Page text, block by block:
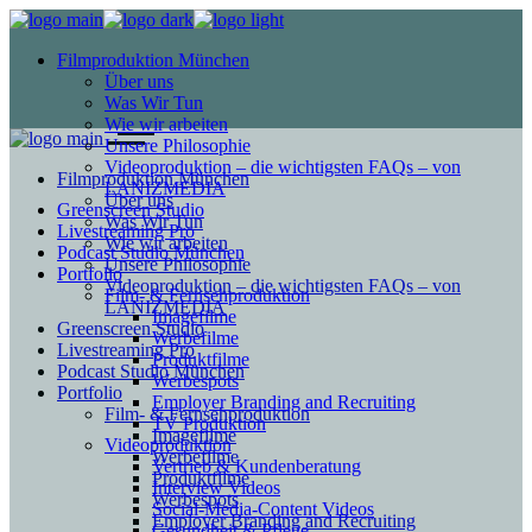
Filmproduktion München
Über uns
Was Wir Tun
Wie wir arbeiten
Unsere Philosophie
Videoproduktion – die wichtigsten FAQs – von
LANIZMEDIA
Greenscreen Studio
Livestreaming Pro
Podcast Studio München
Portfolio
Film- & Fernsehproduktion
Imagefilme
Werbefilme
Produktfilme
Werbespots
Employer Branding and Recruiting
TV Produktion
Videoproduktion
Vertrieb & Kundenberatung
Interview Videos
Social-Media-Content Videos
Filmproduktion München
Über uns
Was Wir Tun
Wie wir arbeiten
Unsere Philosophie
Videoproduktion – die wichtigsten FAQs – von
LANIZMEDIA
Greenscreen Studio
Livestreaming Pro
Podcast Studio München
Portfolio
Film- & Fernsehproduktion
Imagefilme
Werbefilme
Produktfilme
Werbespots
Employer Branding and Recruiting